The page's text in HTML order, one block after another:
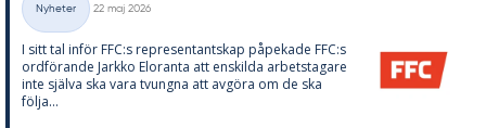
Kategorier
Nyheter
22 maj 2026
I sitt tal in­för FFC:s re­pre­sen­tant­skap på­pe­ka­de FFC:s
ord­fö­ran­de Jark­ko Elo­ran­ta att en­skil­da ar­bets­ta­ga­re
inte själva ska vara tvung­na att av­gö­ra om de ska
följa...